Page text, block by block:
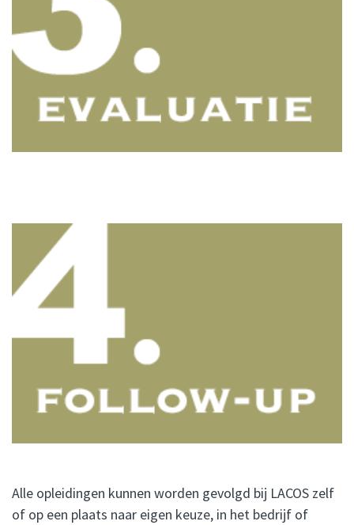
Alle opleidingen kunnen worden gevolgd bij LACOS zelf
of op een plaats naar eigen keuze, in het bedrijf of